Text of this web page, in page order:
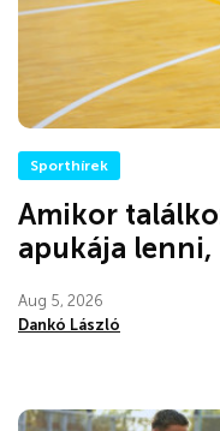
Sporthírek
Amikor
apukája lenni,
Aug 5, 2026
Dankó László